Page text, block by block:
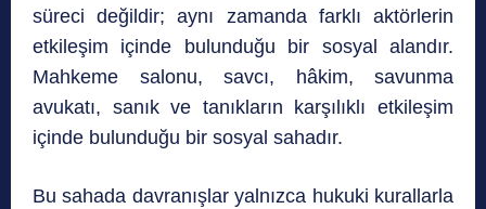
süreci değildir; aynı zamanda farklı aktörlerin
etkileşim içinde bulunduğu bir sosyal alandır.
Mahkeme salonu, savcı, hâkim, savunma
avukatı, sanık ve tanıkların karşılıklı etkileşim
içinde bulunduğu bir sosyal sahadır.
Bu sahada davranışlar yalnızca hukuki kurallarla